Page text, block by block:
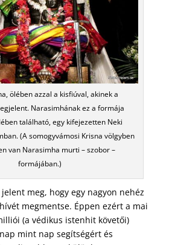
ölében azzal a kisfiúval, akinek a
Narasimhának ez a formája
található, egy kifejezetten Neki
(A somogyvámosi Krisna völgyben
van Narasimha murti – szobor –
formájában.)
meg, hogy egy nagyon nehéz
megmentse. Éppen ezért a mai
(a védikus istenhit követői)
mint nap segítségért és